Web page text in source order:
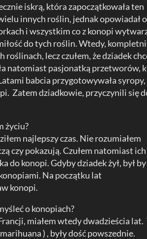
iskrą, która zapoczątkowała ten
innych roślin, jednak opowiadał o
i wszystkim co z konopi
do tych roślin. Wtedy,
lecz czułem, że dziadek
natomiast pasjonatką przetworów,
babcia przygotowywała syropy,
Zatem dziadkowie, przyczynili się
życiu?
najlepszy czas. Nie rozumiałem
czy pokazują. Czułem natomiast ich
do konopi. Gdyby dziadek żył, był by
Na początku lat
konopi.
o konopiach?
miałem wtedy dwadzieścia lat.
) , były dość powszednie.